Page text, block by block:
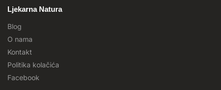
Ljekarna Natura
Blog
O nama
Kontakt
Politika kolačića
Facebook